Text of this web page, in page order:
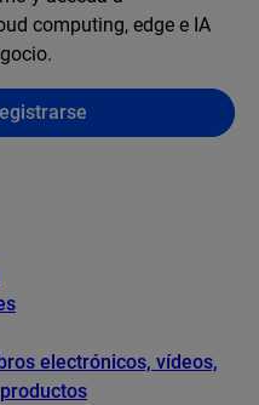
computing, edge e IA
electrónicos, vídeos,